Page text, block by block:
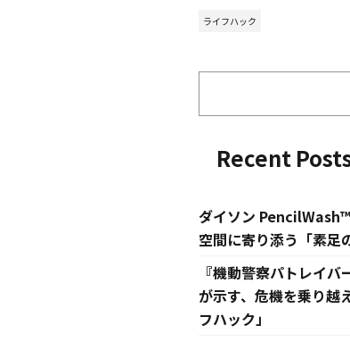
ライフハック
Recent
ダイソン
空間に寄り添う「素足
『機動警察パトレイバ
が示す、危機を乗り越
フハック」